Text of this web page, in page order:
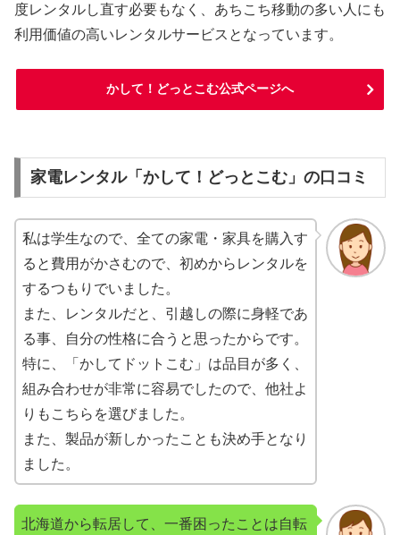
度レンタルし直す必要もなく、あちこち移動の多い人にも
利用価値の高いレンタルサービスとなっています。
かして！どっとこむ公式ページへ
家電レンタル「かして！どっとこむ」の口コミ
私は学生なので、全ての家電・家具を購入す
ると費用がかさむので、初めからレンタルを
するつもりでいました。
また、レンタルだと、引越しの際に身軽であ
る事、自分の性格に合うと思ったからです。
特に、「かしてドットこむ」は品目が多く、
組み合わせが非常に容易でしたので、他社よ
りもこちらを選びました。
また、製品が新しかったことも決め手となり
ました。
北海道から転居して、一番困ったことは自転